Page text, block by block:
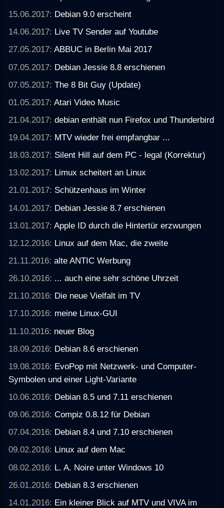
15.06.2017: Debian 9.0 erscheint
14.06.2017: Live TV Sender auf Youtube
27.05.2017:ABBUC in Berlin Mai 2017
07.05.2017: Debian Jessie 8.8 erschienen
07.05.2017:The 8 Bit Guy (Update)
01.05.2017:Atari Video Music
21.04.2017:debian enthält nun Firefox und Thunderbird
19.04.2017: MTV wieder frei empfangbar ...
18.03.2017: Silent Hill auf dem PC - legal (Korrektur)
13.02.2017: Limux scheitert an Linux
21.01.2017: Schützenhaus im Winter
14.01.2017: Debian Jessie 8.7 erschienen
13.01.2017:Apple ID durch die Hintertür erzwungen
12.12.2016: Linux auf dem Mac, die zweite
21.11.2016:alte ANTIC Werbung
26.10.2016: ... auch eine sehr schöne Uhrzeit
21.10.2016: Die neue Vielfalt im TV
17.10.2016: meine Linux-GUI
11.10.2016: neuer Blog
18.09.2016: Debian 8.6 erschienen
19.08.2016: EvoPop mit Netzwerk- und Computer-
Symbolen und einer Light-Variante
10.06.2016: Debian 8.5 und 7.11 erschienen
09.06.2016:Compiz 0.8.12 für Debian
07.04.2016: Debian 8.4 und 7.10 erschienen
09.02.2016: Linux auf dem Mac
08.02.2016: L. A. Noire unter Windows 10
26.01.2016: Debian 8.3 erschienen
14.01.2016: Ein kleiner Blick auf MTV und VIVA im